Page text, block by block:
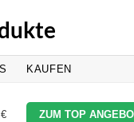
KAUFEN
ZUM TOP